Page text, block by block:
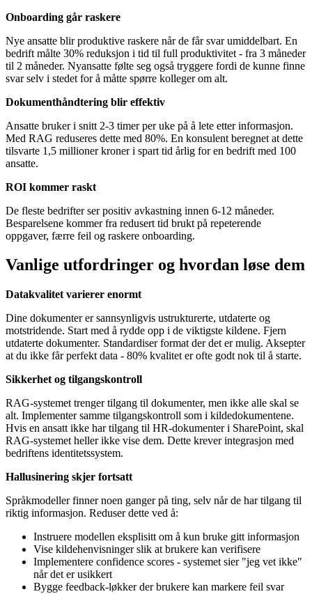
Onboarding går raskere
Nye ansatte blir produktive raskere når de får svar umiddelbart. En
bedrift målte 30% reduksjon i tid til full produktivitet - fra 3 måneder
til 2 måneder. Nyansatte følte seg også tryggere fordi de kunne finne
svar selv i stedet for å måtte spørre kolleger om alt.
Dokumenthåndtering blir effektiv
Ansatte bruker i snitt 2-3 timer per uke på å lete etter informasjon.
Med RAG reduseres dette med 80%. En konsulent beregnet at dette
tilsvarte 1,5 millioner kroner i spart tid årlig for en bedrift med 100
ansatte.
ROI kommer raskt
De fleste bedrifter ser positiv avkastning innen 6-12 måneder.
Besparelsene kommer fra redusert tid brukt på repeterende
oppgaver, færre feil og raskere onboarding.
Vanlige utfordringer og hvordan løse dem
Datakvalitet varierer enormt
Dine dokumenter er sannsynligvis ustrukturerte, utdaterte og
motstridende. Start med å rydde opp i de viktigste kildene. Fjern
utdaterte dokumenter. Standardiser format der det er mulig. Aksepter
at du ikke får perfekt data - 80% kvalitet er ofte godt nok til å starte.
Sikkerhet og tilgangskontroll
RAG-systemet trenger tilgang til dokumenter, men ikke alle skal se
alt. Implementer samme tilgangskontroll som i kildedokumentene.
Hvis en ansatt ikke har tilgang til HR-dokumenter i SharePoint, skal
RAG-systemet heller ikke vise dem. Dette krever integrasjon med
bedriftens identitetssystem.
Hallusinering skjer fortsatt
Språkmodeller finner noen ganger på ting, selv når de har tilgang til
riktig informasjon. Reduser dette ved å:
Instruere modellen eksplisitt om å kun bruke gitt informasjon
Vise kildehenvisninger slik at brukere kan verifisere
Implementere confidence scores - systemet sier "jeg vet ikke"
når det er usikkert
Bygge feedback-løkker der brukere kan markere feil svar